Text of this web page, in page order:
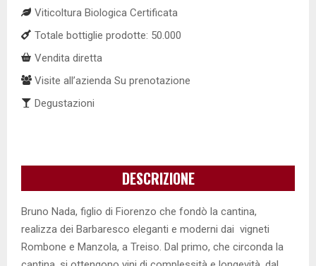
Viticoltura Biologica Certificata
Totale bottiglie prodotte: 50.000
Vendita diretta
Visite all’azienda Su prenotazione
Degustazioni
DESCRIZIONE
Bruno Nada, figlio di Fiorenzo che fondò la cantina,
realizza dei Barbaresco eleganti e moderni dai vigneti
Rombone e Manzola, a Treiso. Dal primo, che circonda la